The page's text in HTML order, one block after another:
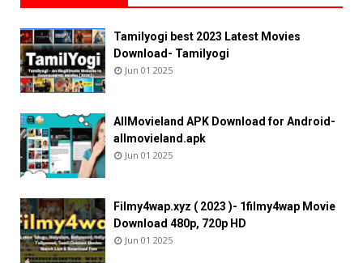
Tamilyogi best 2023 Latest Movies
Download- Tamilyogi
Jun 01 2025
AllMovieland APK Download for Android-
allmovieland.apk
Jun 01 2025
Filmy4wap.xyz ( 2023 )- 1filmy4wap Movie
Download 480p, 720p HD
Jun 01 2025